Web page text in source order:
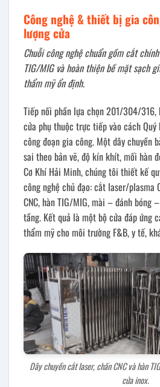
Công nghệ & thiết bị gia
lượng cửa
Chuỗi công nghệ chuẩn gồm cắt
TIG/MIG và hoàn thiện bề mặt sạch
thẩm mỹ ổn định.
Tiếp nối phần lựa chọn 201/304/316,
cửa phụ thuộc trực tiếp vào cách
công đoạn gia công. Một dây chuyền
sai theo bản vẽ, độ kín khít, mối hàn
Cơ Khí Hải Minh, chúng tôi thiết kế
công nghệ chủ đạo: cắt laser/plasma
CNC, hàn TIG/MIG, mài – đánh bóng
tầng. Kết quả là một bộ cửa đáp ứng
thẩm mỹ cho môi trường F&B, y tế,
Dây chuyền cắt laser, chấn CNC và hàn
cửa inox.